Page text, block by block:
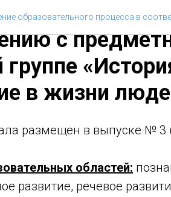
образовательного процесса в
О. К. Конспект
с
в жизни
размещен в выпуске № 3
областей:
развитие, речевое